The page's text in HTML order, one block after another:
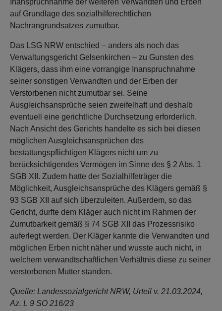
Inanspruchnahme der weiteren Verwandten und Erben
auf Grundlage des sozialhilferechtlichen
Nachrangrundsatzes zumutbar.
Das LSG NRW entschied – anders als noch das
Verwaltungsgericht Gelsenkirchen – zu Gunsten des
Klägers, dass ihm eine vorrangige Inanspruchnahme
seiner sonstigen Verwandten und der Erben der
Verstorbenen nicht zumutbar sei. Seine
Ausgleichsansprüche seien zweifelhaft und deshalb
eventuell eine gerichtliche Durchsetzung erforderlich.
Nach Ansicht des Gerichts handelte es sich bei diesen
möglichen Ausgleichsansprüchen des
bestattungspflichtigen Klägers nicht um zu
berücksichtigendes Vermögen im Sinne des § 2 Abs. 1
SGB XII. Zudem hatte der Sozialhilfeträger die
Möglichkeit, Ausgleichsansprüche des Klägers gemäß §
93 SGB XII auf sich überzuleiten. Außerdem, so das
Gericht, durfte dem Kläger auch nicht im Rahmen der
Zumutbarkeit gemäß § 74 SGB XII das Prozessrisiko
auferlegt werden. Der Kläger kannte die Verwandten und
möglichen Erben nicht näher und wusste auch nicht, in
welchem verwandtschaftlichen Verhältnis diese zu seiner
verstorbenen Mutter standen.
Quelle: Landessozialgericht NRW, Urteil v. 21.03.2024,
Az. L 9 SO 216/23